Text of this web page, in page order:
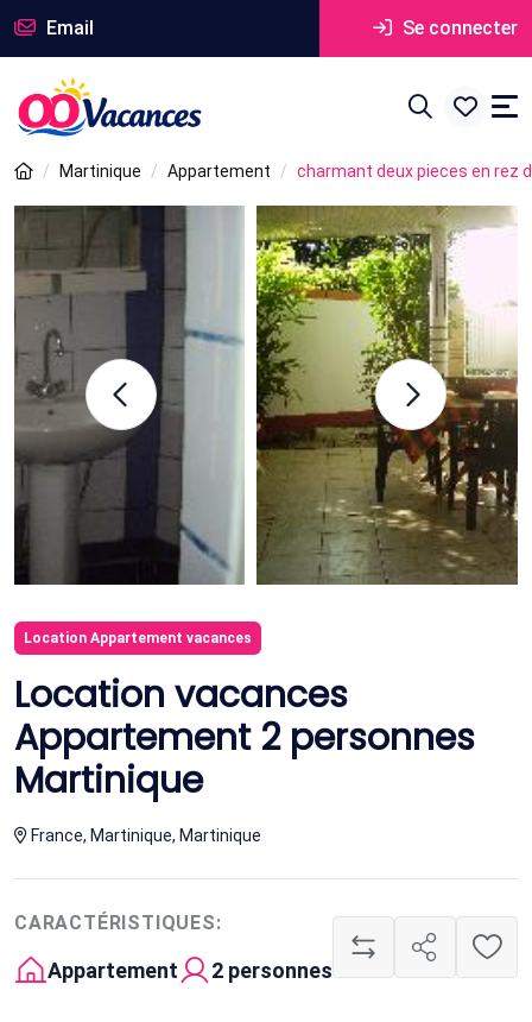
Email Se connecter
Martinique Appartement charmant deux pieces en rez
Location Appartement vacances
Location vacances
Appartement 2 personnes
Martinique
France, Martinique, Martinique
CARACTÉRISTIQUES:
Appartement 2 personnes